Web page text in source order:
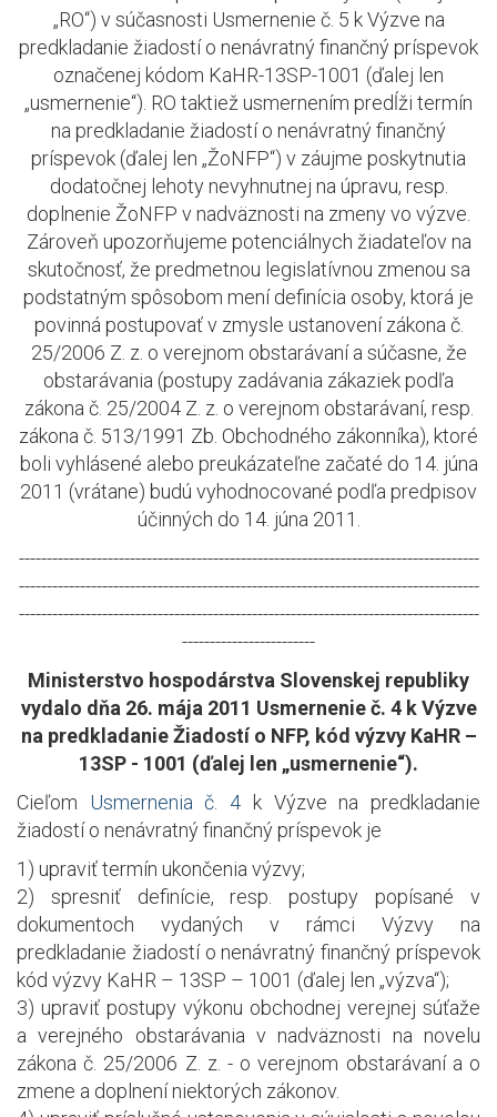
„RO“) v súčasnosti Usmernenie č. 5 k Výzve na
predkladanie žiadostí o nenávratný finančný príspevok
označenej kódom KaHR-13SP-1001 (ďalej len
„usmernenie“). RO taktiež usmernením predĺži termín
na predkladanie žiadostí o nenávratný finančný
príspevok (ďalej len „ŽoNFP“) v záujme poskytnutia
dodatočnej lehoty nevyhnutnej na úpravu, resp.
doplnenie ŽoNFP v nadväznosti na zmeny vo výzve.
Zároveň upozorňujeme potenciálnych žiadateľov na
skutočnosť, že predmetnou legislatívnou zmenou sa
podstatným spôsobom mení definícia osoby, ktorá je
povinná postupovať v zmysle ustanovení zákona č.
25/2006 Z. z. o verejnom obstarávaní a súčasne, že
obstarávania (postupy zadávania zákaziek podľa
zákona č. 25/2004 Z. z. o verejnom obstarávaní, resp.
zákona č. 513/1991 Zb. Obchodného zákonníka), ktoré
boli vyhlásené alebo preukázateľne začaté do 14. júna
2011 (vrátane) budú vyhodnocované podľa predpisov
účinných do 14. júna 2011.
-----------------------------------------------------------------------------------
-----------------------------------------------------------------------------------
-----------------------------------------------------------------------------------
------------------------
Ministerstvo hospodárstva Slovenskej republiky
vydalo dňa 26. mája 2011 Usmernenie č. 4 k Výzve
na predkladanie Žiadostí o NFP, kód výzvy KaHR –
13SP - 1001 (ďalej len „usmernenie“).
Cieľom Usmernenia č. 4
k Výzve na predkladanie
žiadostí o nenávratný finančný príspevok je
1) upraviť termín ukončenia výzvy;
2) spresniť definície, resp. postupy popísané v
dokumentoch vydaných v rámci Výzvy na
predkladanie žiadostí o nenávratný finančný príspevok
kód výzvy KaHR – 13SP – 1001 (ďalej len „výzva“);
3) upraviť postupy výkonu obchodnej verejnej súťaže
a verejného obstarávania v nadväznosti na novelu
zákona č. 25/2006 Z. z. - o verejnom obstarávaní a o
zmene a doplnení niektorých zákonov.